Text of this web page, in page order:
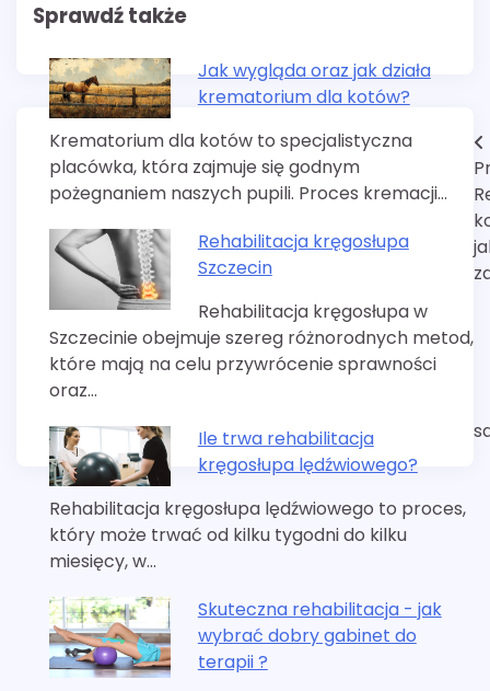
Sprawdź także
Jak wygląda oraz jak działa
krematorium dla kotów?
Krematorium dla kotów to specjalistyczna
placówka, która zajmuje się godnym
pożegnaniem naszych pupili. Proces kremacji…
Rehabilitacja kręgosłupa
Szczecin
Rehabilitacja kręgosłupa w
Szczecinie obejmuje szereg różnorodnych metod,
które mają na celu przywrócenie sprawności
oraz…
Ile trwa rehabilitacja
kręgosłupa lędźwiowego?
Rehabilitacja kręgosłupa lędźwiowego to proces,
który może trwać od kilku tygodni do kilku
miesięcy, w…
Skuteczna rehabilitacja - jak
wybrać dobry gabinet do
terapii ?
Nawigacja
wpisu